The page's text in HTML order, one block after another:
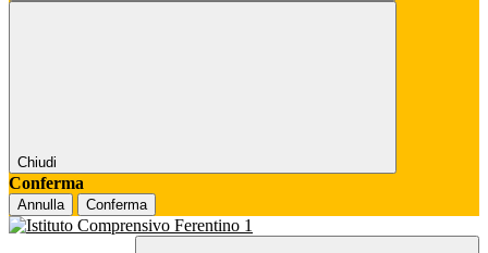
Chiudi
Conferma
Annulla Conferma